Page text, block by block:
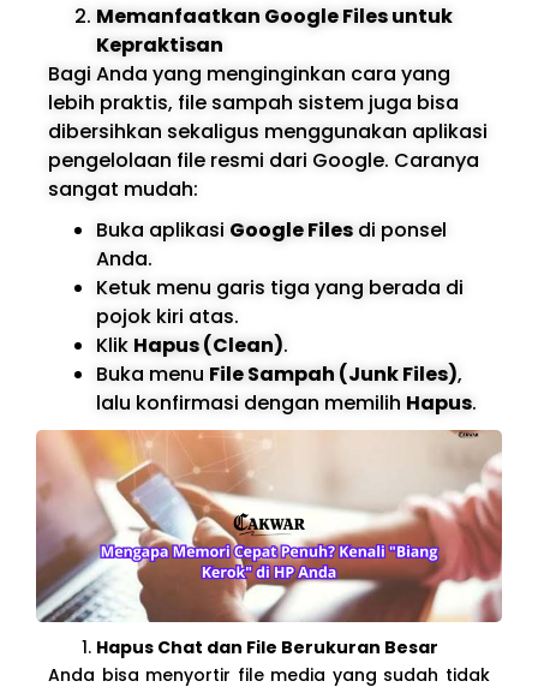
Memanfaatkan Google Files untuk
Kepraktisan
Bagi Anda yang menginginkan cara yang
lebih praktis, file sampah sistem juga bisa
dibersihkan sekaligus menggunakan aplikasi
pengelolaan file resmi dari Google. Caranya
sangat mudah:
Buka aplikasi Google Files di ponsel
Anda.
Ketuk menu garis tiga yang berada di
pojok kiri atas.
Klik Hapus (Clean).
Buka menu File Sampah (Junk Files),
lalu konfirmasi dengan memilih Hapus.
Hapus Chat dan File Berukuran Besar
Anda bisa menyortir file media yang sudah tidak